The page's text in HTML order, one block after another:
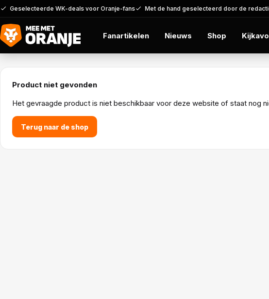
Geselecteerde WK-deals voor Oranje-fans Met de hand geselecteerd door de
Fanartikelen Nieuws Shop
Product niet gevonden
Het gevraagde product is niet beschikbaar voor deze website of staat nog
Terug naar de shop